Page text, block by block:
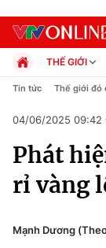
Chuyên mục
Chính trị
THẾ GIỚI
Chính trị
Pháp luật
Kinh tế
Thể thao
Truyền
Y tế
Tin tức Thế giới đó
04/06/2025 09:42
Phát
rỉ vàng
Mạnh Dương